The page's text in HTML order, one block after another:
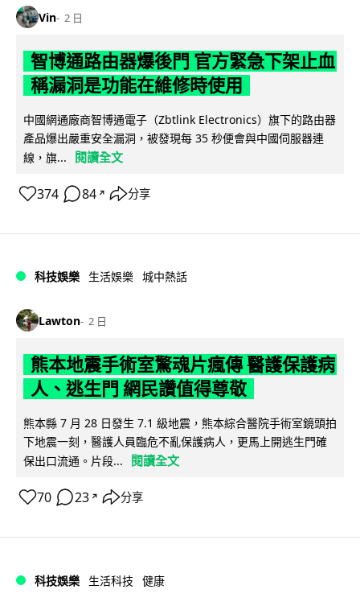
Vin 2 日
智博通路由器爆後門 官方緊急下架止血
稱漏洞是功能在維修時使用
中國網通廠商智博通電子（Zbtlink Electronics）旗下的路由器
產品爆出嚴重安全漏洞，被發現每 35 秒便會與中國伺服器連
線，旗...
閱讀全文
374 84 ↗ 分享
科技娛樂 生活娛樂 城中熱話
Lawton 2 日
熊本地震手術室驚魂片瘋傳 醫護保護病
人、逃生門 網民讚值得尊敬
熊本縣 7 月 28 日發生 7.1 級地震，熊本綜合醫院手術室鏡頭拍
下地震一刻，醫護人員臨危不亂保護病人，更馬上開逃生門確
保出口流通。片段...
閱讀全文
70 23 ↗ 分享
科技娛樂 生活科技 健康